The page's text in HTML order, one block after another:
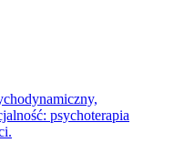
psychoterapia